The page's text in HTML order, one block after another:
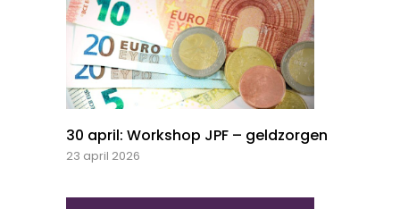
30 april: Workshop JPF – geldzorgen
23 april 2026